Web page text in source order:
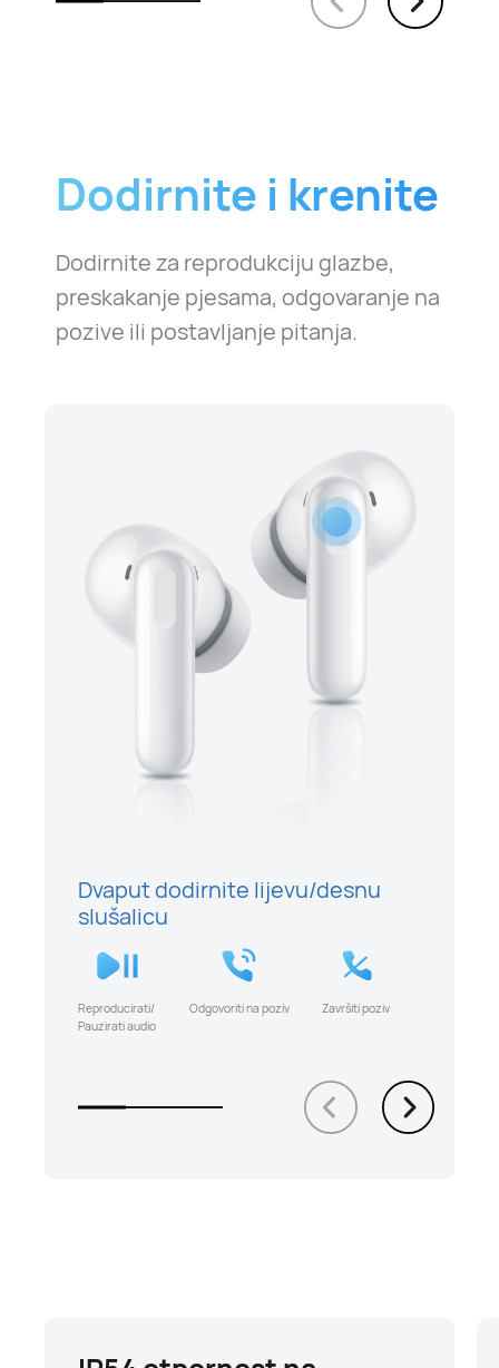
Dodirnite i krenite
Dodirnite za reprodukciju glazbe,
preskakanje pjesama, odgovaranje na
pozive ili postavljanje pitanja.
Dvaput dodirnite lijevu/desnu
slušalicu
Reproducirati/
Pauzirati audio
Odgovoriti na poziv Završiti poziv